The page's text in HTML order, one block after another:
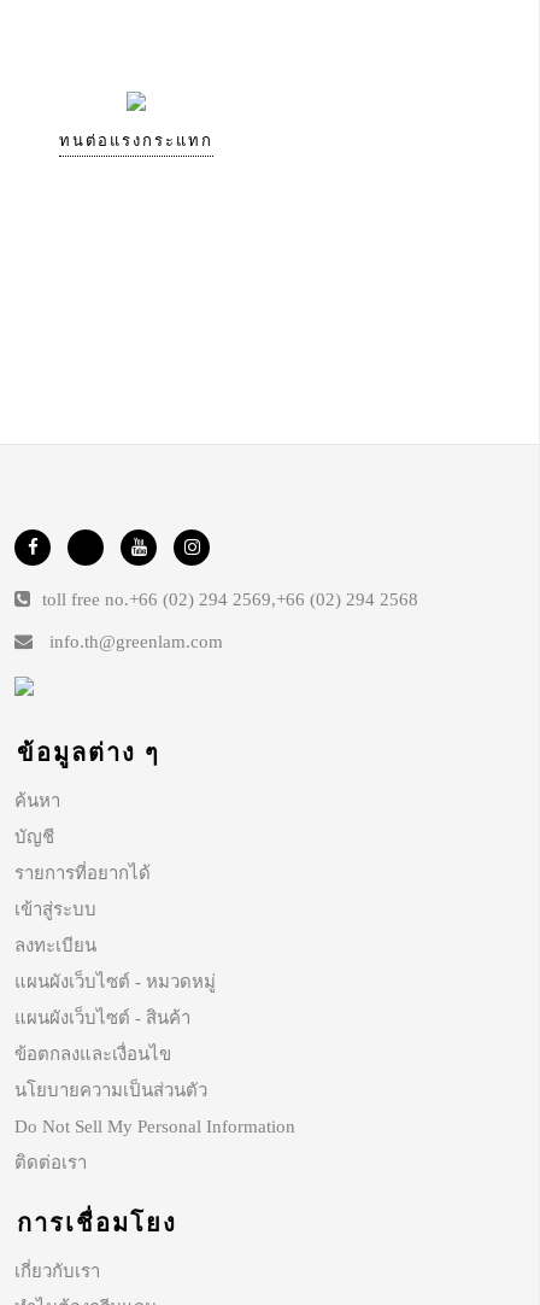
ทนต่อแรงกระแทก
toll free no.+66 (02) 294 2569,+66 (02) 294 2568
info.th@greenlam.com
ข้อมูลต่าง ๆ
ค้นหา
บัญชี
รายการที่อยากได้
เข้าสู่ระบบ
ลงทะเบียน
แผนผังเว็บไซต์ - หมวดหมู่
แผนผังเว็บไซต์ - สินค้า
ข้อตกลงและเงื่อนไข
นโยบายความเป็นส่วนตัว
Do Not Sell My Personal Information
ติดต่อเรา
การเชื่อมโยง
เกี่ยวกับเรา